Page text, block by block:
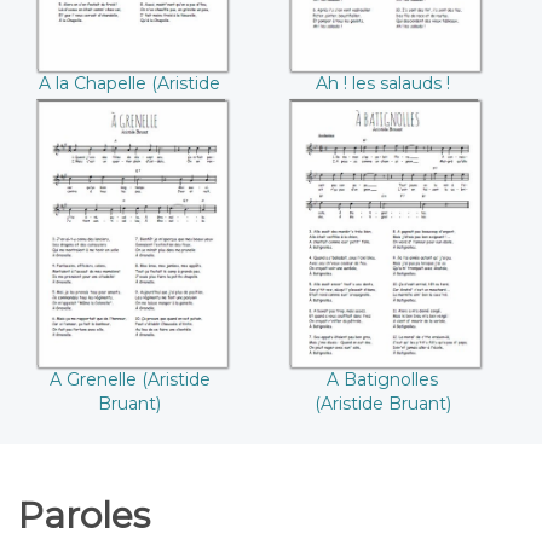
A la Chapelle (Aristide
Bruant)
Ah ! les salauds !
(Aristide Bruant)
A Grenelle
((Aristide Bruant))
A Grenelle (Aristide
Bruant)
A Batignolles
((Aristide Bruant))
A Batignolles
(Aristide Bruant)
Paroles